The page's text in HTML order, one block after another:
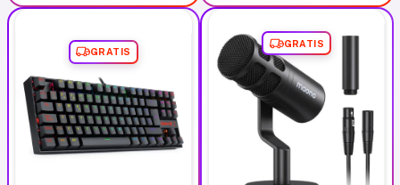
GRATIS
GRATIS